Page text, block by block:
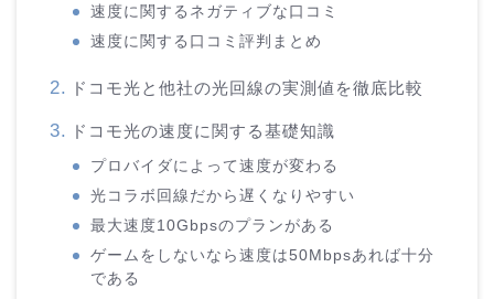
速度に関するネガティブな口コミ
速度に関する口コミ評判まとめ
ドコモ光と他社の光回線の実測値を徹底比較
ドコモ光の速度に関する基礎知識
プロバイダによって速度が変わる
光コラボ回線だから遅くなりやすい
最大速度10Gbpsのプランがある
ゲームをしないなら速度は50Mbpsあれば十分
である